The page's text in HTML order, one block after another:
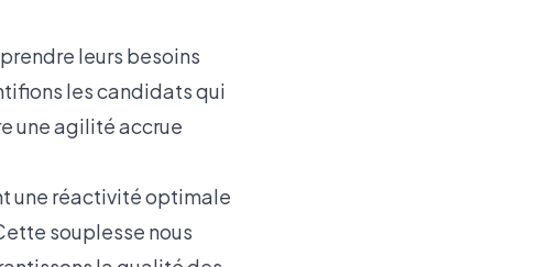
leurs besoins
les candidats qui
une agilité accrue
une réactivité optimale
souplesse nous